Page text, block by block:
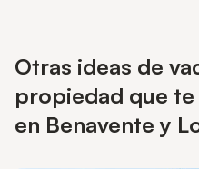
Otras ideas de
propiedad que
en Benavente y